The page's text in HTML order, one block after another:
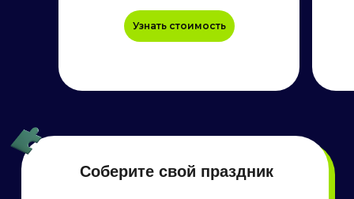
Узнать стоимость
игры на интерактивном
проекторе
Большой экран, считывающий касания мягких
мячей. Игры направлены на скорость, меткость и
внимательность. Подходит для детей и взрослых